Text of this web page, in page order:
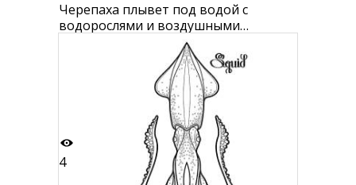
Черепаха плывет под водой с
водорослями и воздушными
4